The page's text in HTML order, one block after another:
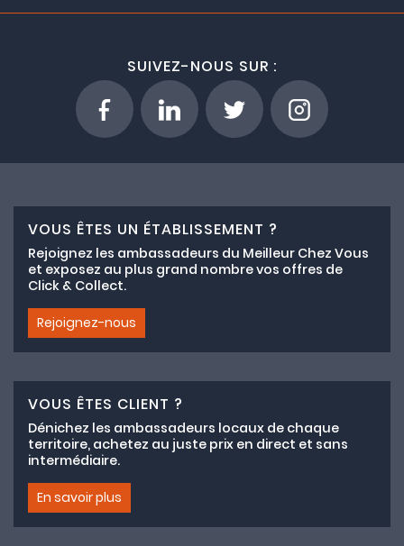
SUIVEZ-NOUS SUR :
VOUS ÊTES UN ÉTABLISSEMENT ?
Rejoignez les ambassadeurs du Meilleur Chez Vous
et exposez au plus grand nombre vos offres de
Click & Collect.
Rejoignez-nous
VOUS ÊTES CLIENT ?
Dénichez les ambassadeurs locaux de chaque
territoire, achetez au juste prix en direct et sans
intermédiaire.
En savoir plus